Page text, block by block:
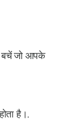
बचें जो आपके
है।.